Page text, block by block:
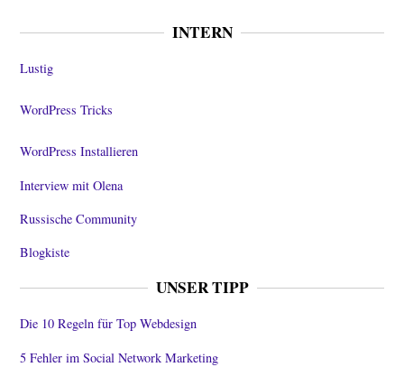
INTERN
Lustig
WordPress Tricks
WordPress Installieren
Interview mit Olena
Russische Community
Blogkiste
UNSER TIPP
Die 10 Regeln für Top Webdesign
5 Fehler im Social Network Marketing